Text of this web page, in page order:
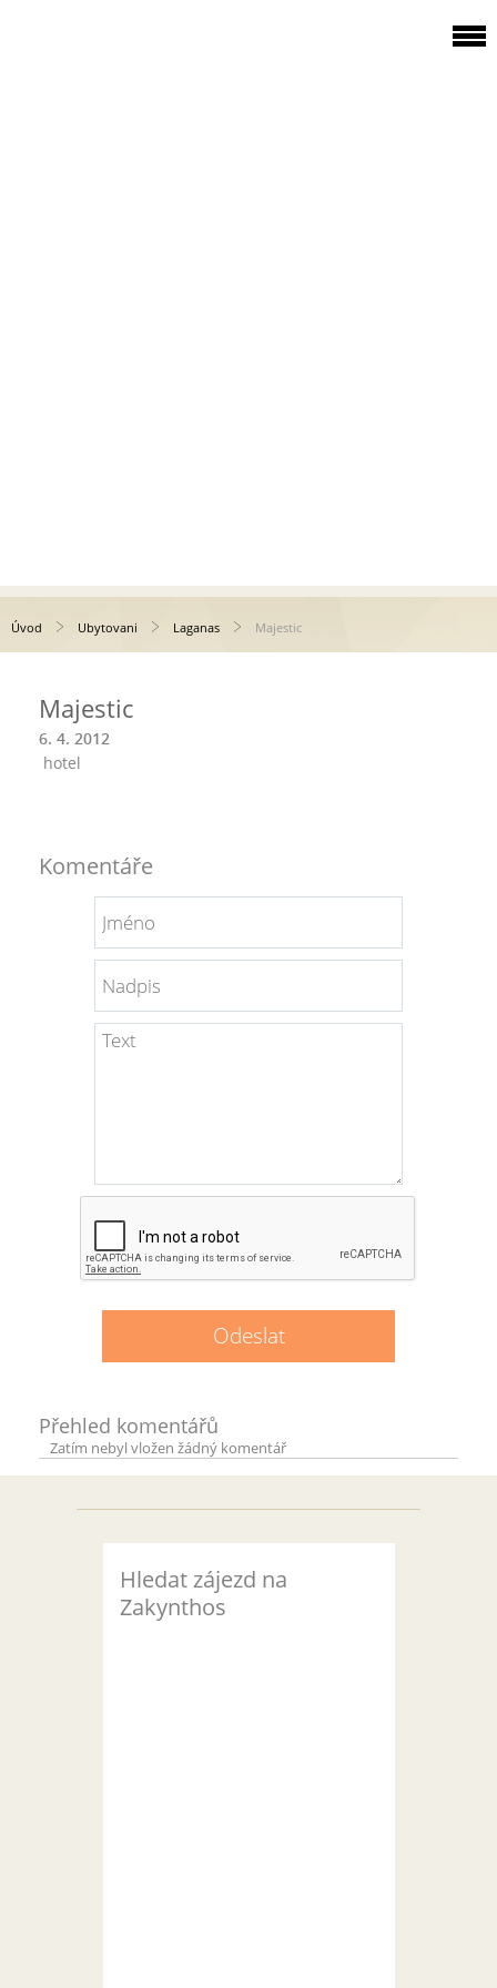
Úvod Ubytovani Laganas Majestic
Majestic
6. 4. 2012
hotel
Komentáře
Přehled komentářů
Zatím nebyl vložen žádný komentář
Hledat zájezd na
Zakynthos